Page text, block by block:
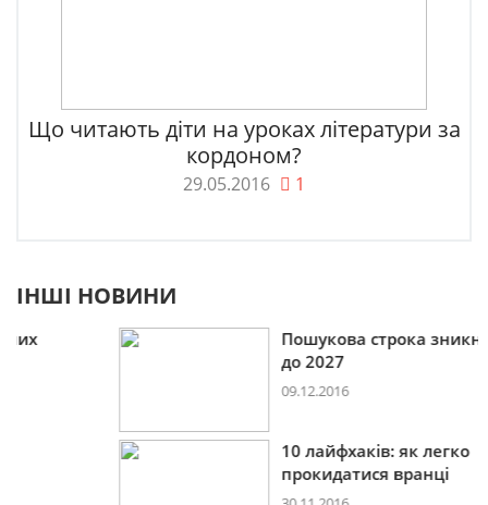
Що читають діти на уроках літератури за
кордоном?
29.05.2016 1
ІНШІ НОВИНИ
Пошукова строка зникне
10 лайфхаків: як легко
прокидатися вранці